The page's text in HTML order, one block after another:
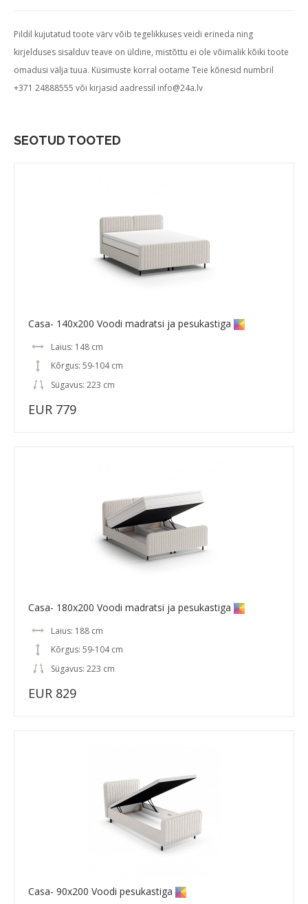
Pildil kujutatud toote värv võib tegelikkuses veidi erineda ning
kirjelduses sisalduv teave on üldine, mistõttu ei ole võimalik kõiki toote
omadusi välja tuua. Küsimuste korral ootame Teie kõnesid numbril
+371 24888555 või kirjasid aadressil info@24a.lv
SEOTUD TOOTED
Casa- 140x200 Voodi madratsi ja pesukastiga
Laius: 148 cm
Kõrgus: 59-104 cm
Sügavus: 223 cm
EUR 779
Casa- 180x200 Voodi madratsi ja pesukastiga
Laius: 188 cm
Kõrgus: 59-104 cm
Sügavus: 223 cm
EUR 829
Casa- 90x200 Voodi pesukastiga